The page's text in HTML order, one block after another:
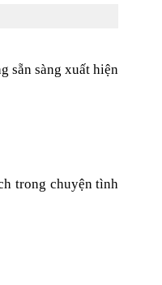
sẵn sàng xuất hiện
trong chuyện tình